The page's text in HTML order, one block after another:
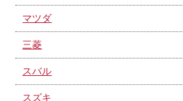
マツダ
三菱
スバル
スズキ